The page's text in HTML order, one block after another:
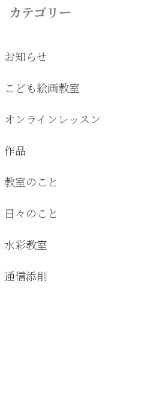
カテゴリー
お知らせ
こども絵画教室
オンラインレッスン
作品
教室のこと
日々のこと
水彩教室
通信添削